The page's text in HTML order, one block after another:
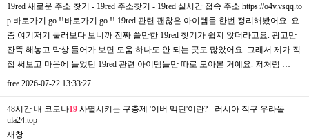
19red 새로운 주소 찾기 - 19red 주소찾기 - 19red 실시간 접속 주소 https://o4v.vsqq.to
p 바로가기 go !!바로가기 go !! 19red 관련 괜찮은 아이템들 한번 정리해봤어요. 요
즘 여기저기 둘러보다 보니까 진짜 쓸만한 19red 찾기가 쉽지 않더라고요. 광고만
잔뜩 해놓고 막상 들어가 보면 도움 하나도 안 되는 곳도 많았어요. 그래서 제가 직
접 써보고 마음에 들었던 19red 관련 아이템들만 따로 모아본 거예요. 저처럼 …
free 2026-07-22 13:33:27
48시간 내 코로나19 사멸시키는 구충제 '이버 멕틴'이란? - 러시아 직구 우라몰
ula24.top
새창